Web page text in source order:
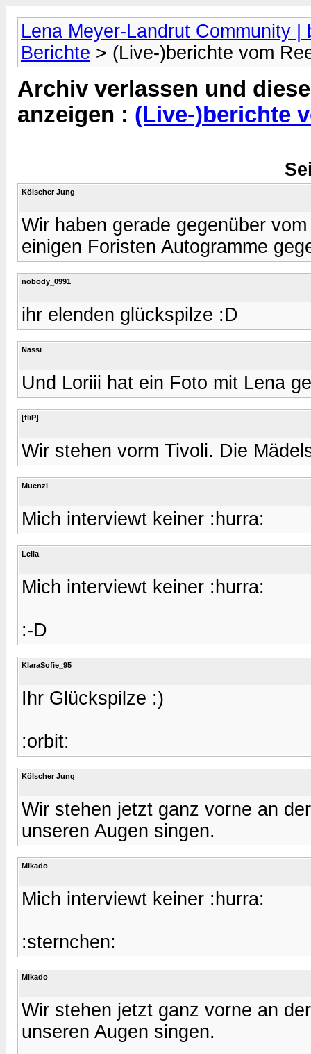
Lena Meyer-Landrut Community |
Berichte > (Live-)berichte vom
Archiv verlassen und
anzeigen : (Live-)berichte
Kölscher Jung
Wir haben gerade gegenüber
einigen Foristen Autogramme
nobody_0991
ihr elenden glückspilze :D
Nassi
Und Loriii hat ein Foto mit Lena
[fliP]
Wir stehen vorm Tivoli. Die
Muenzi
Mich interviewt keiner :hurra:
Lelia
Mich interviewt keiner :hurra:
:-D
KlaraSofie_95
Ihr Glückspilze :)
:orbit:
Kölscher Jung
Wir stehen jetzt ganz vorne an
unseren Augen singen.
Mikado
Mich interviewt keiner :hurra:
:sternchen:
Mikado
Wir stehen jetzt ganz vorne an
unseren Augen singen.